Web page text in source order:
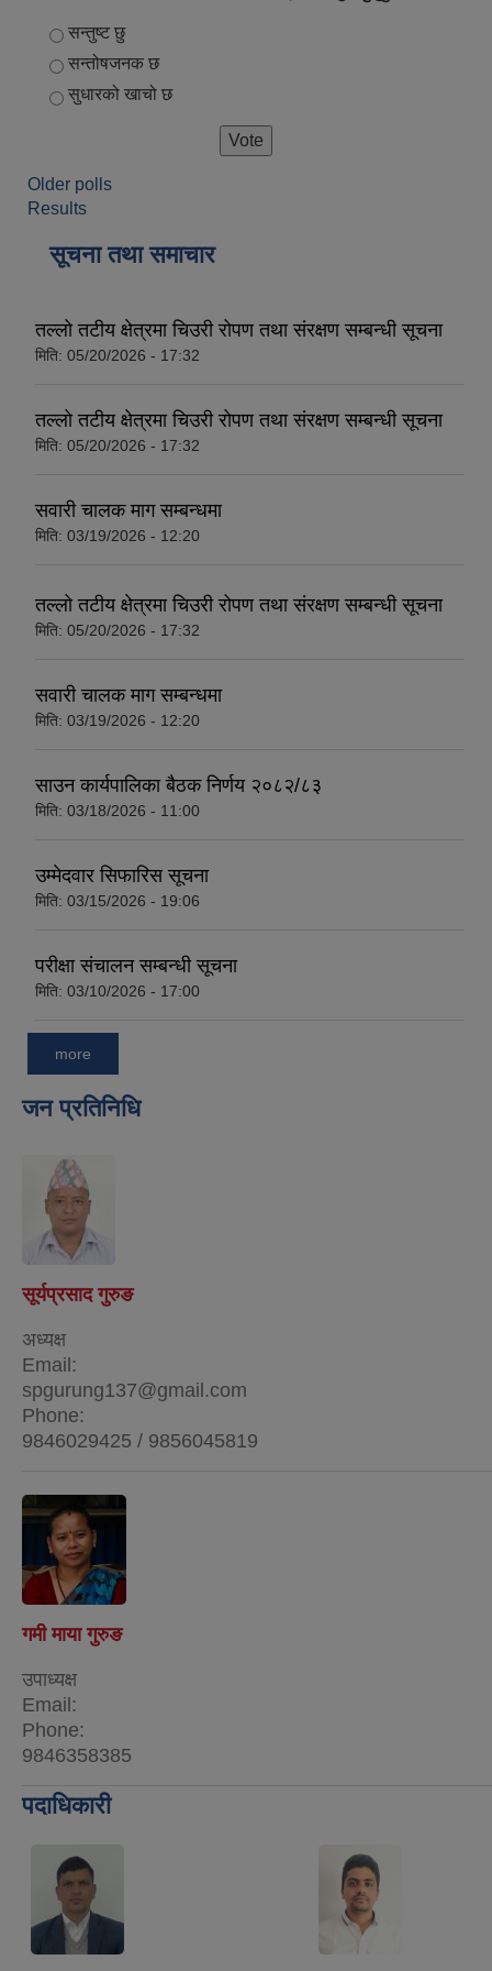
Choices
सन्तुष्ट छु
सन्तोषजनक छ
सुधारको खाचो छ
Older polls
Results
सूचना तथा समाचार
तल्लो तटीय क्षेत्रमा चिउरी रोपण तथा संरक्षण सम्बन्धी सूचना
मिति: 05/20/2026 - 17:32
तल्लो तटीय क्षेत्रमा चिउरी रोपण तथा संरक्षण सम्बन्धी सूचना
मिति: 05/20/2026 - 17:32
सवारी चालक माग सम्बन्धमा
मिति: 03/19/2026 - 12:20
तल्लो तटीय क्षेत्रमा चिउरी रोपण तथा संरक्षण सम्बन्धी सूचना
मिति: 05/20/2026 - 17:32
सवारी चालक माग सम्बन्धमा
मिति: 03/19/2026 - 12:20
साउन कार्यपालिका बैठक निर्णय २०८२/८३
मिति: 03/18/2026 - 11:00
उम्मेदवार सिफारिस सूचना
मिति: 03/15/2026 - 19:06
परीक्षा संचालन सम्बन्धी सूचना
मिति: 03/10/2026 - 17:00
more
जन प्रतिनिधि
सूर्यप्रसाद गुरुङ
अध्यक्ष
Email:
spgurung137@gmail.com
Phone:
9846029425 / 9856045819
गमी माया गुरुङ
उपाध्यक्ष
Email:
Phone:
9846358385
पदाधिकारी